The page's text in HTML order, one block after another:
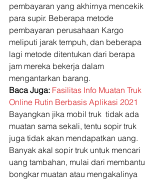
pembayaran yang akhirnya mencekik
para supir. Beberapa metode
pembayaran perusahaan Kargo
meliputi jarak tempuh, dan beberapa
lagi metode ditentukan dari berapa
jam mereka bekerja dalam
mengantarkan barang.
Baca Juga: Fasilitas Info Muatan Truk
Online Rutin Berbasis Aplikasi 2021
Bayangkan jika mobil truk  tidak ada
muatan sama sekali, tentu sopir truk
juga tidak akan mendapatkan uang.
Banyak akal sopir truk untuk mencari
uang tambahan, mulai dari membantu
bongkar muatan atau mengakalinya